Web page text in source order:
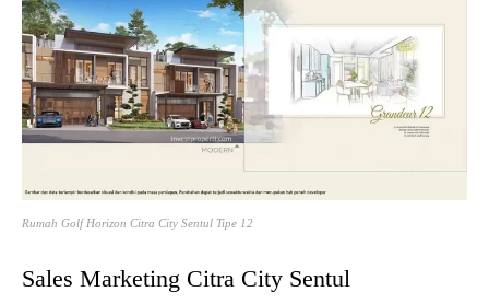
Rumah Golf Horizon Citra City Sentul Tipe 12
Sales Marketing Citra City Sentul